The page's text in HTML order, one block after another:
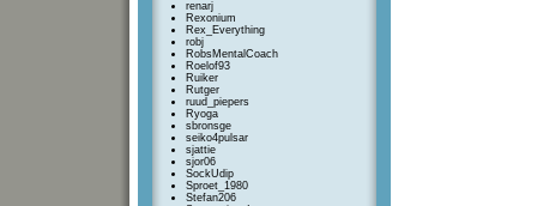
renarj
Rexonium
Rex_Everything
robj
RobsMentalCoach
Roelof93
Ruiker
Rutger
ruud_piepers
Ryoga
sbronsge
seiko4pulsar
sjattie
sjor06
SockUdip
Sproet_1980
Stefan206